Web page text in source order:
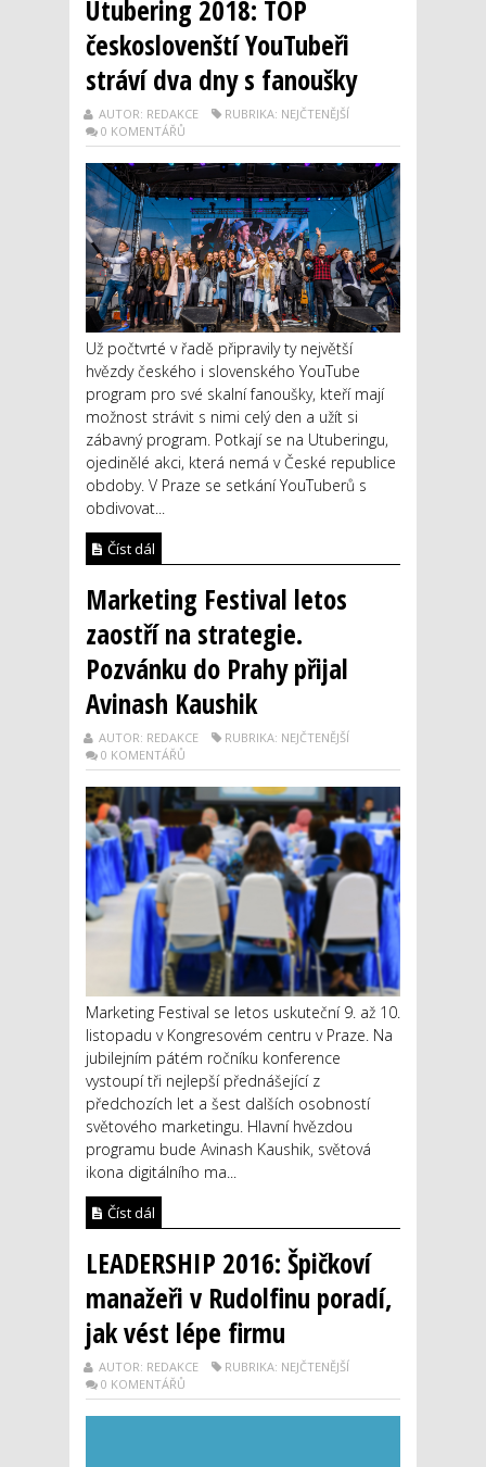
Utubering 2018: TOP
českoslovenští YouTubeři
stráví dva dny s fanoušky
AUTOR: REDAKCE
RUBRIKA: NEJČTENĚJŠÍ
0 KOMENTÁŘŮ
Už počtvrté v řadě připravily ty největší
hvězdy českého i slovenského YouTube
program pro své skalní fanoušky, kteří mají
možnost strávit s nimi celý den a užít si
zábavný program. Potkají se na Utuberingu,
ojedinělé akci, která nemá v České republice
obdoby. V Praze se setkání YouTuberů s
obdivovat...
Číst dál
Marketing Festival letos
zaostří na strategie.
Pozvánku do Prahy přijal
Avinash Kaushik
AUTOR: REDAKCE
RUBRIKA: NEJČTENĚJŠÍ
0 KOMENTÁŘŮ
Marketing Festival se letos uskuteční 9. až 10.
listopadu v Kongresovém centru v Praze. Na
jubilejním pátém ročníku konference
vystoupí tři nejlepší přednášející z
předchozích let a šest dalších osobností
světového marketingu. Hlavní hvězdou
programu bude Avinash Kaushik, světová
ikona digitálního ma...
Číst dál
LEADERSHIP 2016: Špičkoví
manažeři v Rudolfinu poradí,
jak vést lépe firmu
AUTOR: REDAKCE
RUBRIKA: NEJČTENĚJŠÍ
0 KOMENTÁŘŮ